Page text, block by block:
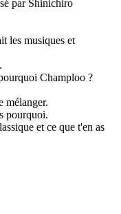
par Shinichiro
les musiques et
Champloo ?
mélanger.
pourquoi.
et ce que t'en as